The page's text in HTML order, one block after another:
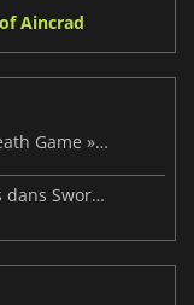
Aincrad
Echoes of Aincrad dévoile le mode « Death Game » avant sa sortie
Echoes of Aincrad replonge les joueurs dans Sword Art Online